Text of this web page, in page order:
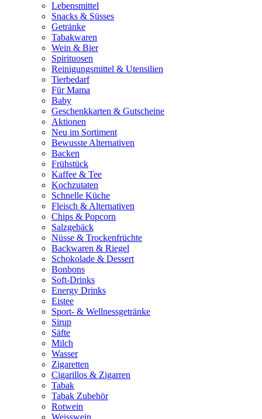
Lebensmittel
Snacks & Süsses
Getränke
Tabakwaren
Wein & Bier
Spirituosen
Reinigungsmittel & Utensilien
Tierbedarf
Für Mama
Baby
Geschenkkarten & Gutscheine
Aktionen
Neu im Sortiment
Bewusste Alternativen
Backen
Frühstück
Kaffee & Tee
Kochzutaten
Schnelle Küche
Fleisch & Alternativen
Chips & Popcorn
Salzgebäck
Nüsse & Trockenfrüchte
Backwaren & Riegel
Schokolade & Dessert
Bonbons
Soft-Drinks
Energy Drinks
Eistee
Sport- & Wellnessgetränke
Sirup
Säfte
Milch
Wasser
Zigaretten
Cigarillos & Zigarren
Tabak
Tabak Zubehör
Rotwein
Weisswein